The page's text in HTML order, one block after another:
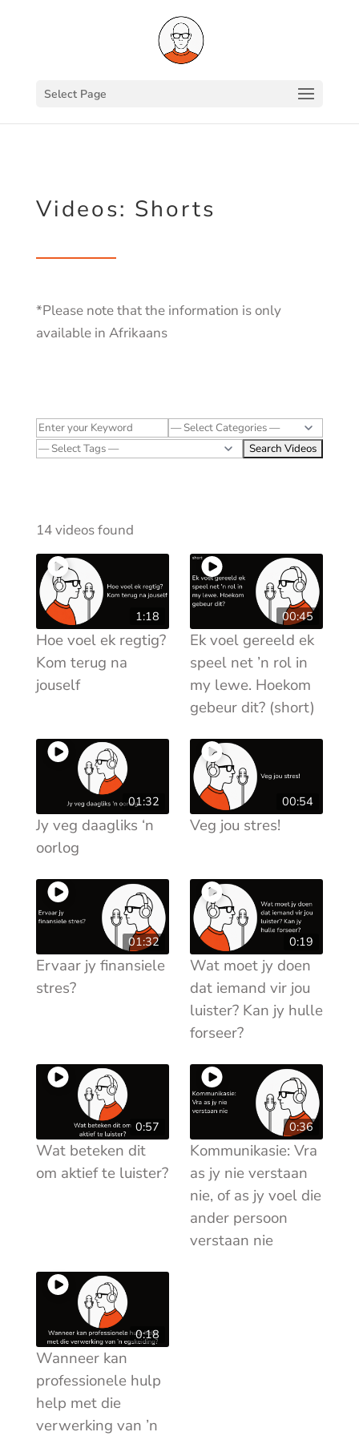
Select Page
Videos: Shorts
*Please note that the information is only
available in Afrikaans
14 videos found
1:18
Hoe voel ek regtig?
Kom terug na
jouself
00:45
Ek voel gereeld ek
speel net ’n rol in
my lewe. Hoekom
gebeur dit? (short)
01:32
Jy veg daagliks ‘n
oorlog
00:54
Veg jou stres!
01:32
Ervaar jy finansiele
stres?
0:19
Wat moet jy doen
dat iemand vir jou
luister? Kan jy hulle
forseer?
0:57
Wat beteken dit
om aktief te luister?
0:36
Kommunikasie: Vra
as jy nie verstaan
nie, of as jy voel die
ander persoon
verstaan nie
0:18
Wanneer kan
professionele hulp
help met die
verwerking van ’n